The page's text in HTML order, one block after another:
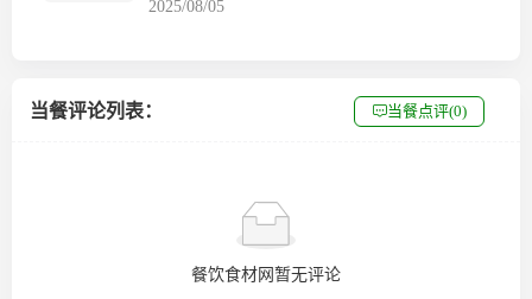
2025/08/05
当餐评论列表： 当餐点评(0)
餐饮食材网暂无评论